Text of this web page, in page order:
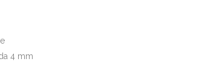
4 mm